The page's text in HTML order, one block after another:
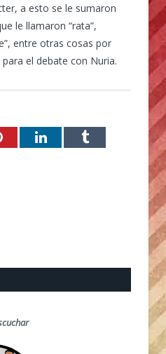
a esto se le sumaron
le llamaron “rata”,
entre otras cosas por
el debate con Nuria.
PinterestLinkedInTumblr